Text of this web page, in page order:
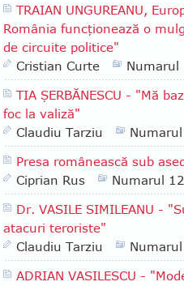
TRAIAN UNGUREANU,
România funcţionează o
de circuite politice"
Cristian Curte
Numarul
TIA ŞERBĂNESCU - "Mă
foc la valiză"
Claudiu Tarziu
Presa românească sub
Ciprian Rus
Numarul
Dr. VASILE SIMILEANU -
atacuri teroriste"
Claudiu Tarziu
ADRIAN VASILESCU -